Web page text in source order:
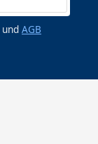
und AGB